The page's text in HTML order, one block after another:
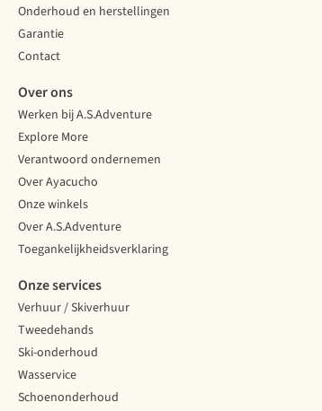
Onderhoud en herstellingen
Garantie
Contact
Over ons
Werken bij A.S.Adventure
Explore More
Verantwoord ondernemen
Over Ayacucho
Onze winkels
Over A.S.Adventure
Toegankelijkheidsverklaring
Onze services
Verhuur / Skiverhuur
Tweedehands
Ski-onderhoud
Wasservice
Schoenonderhoud